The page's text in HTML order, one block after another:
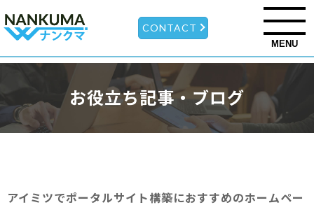
CONTACT
MENU
お役立ち記事・ブログ
アイミツでポータルサイト構築におすすめのホームペー